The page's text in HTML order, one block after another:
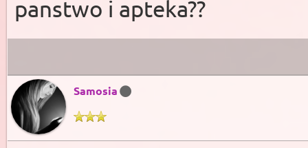
panstwo i apteka??
Samosia